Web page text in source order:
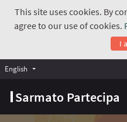
This site uses cookies. By
agree to our use of cookies.
I
Sarmato Partecipa
English Choose language